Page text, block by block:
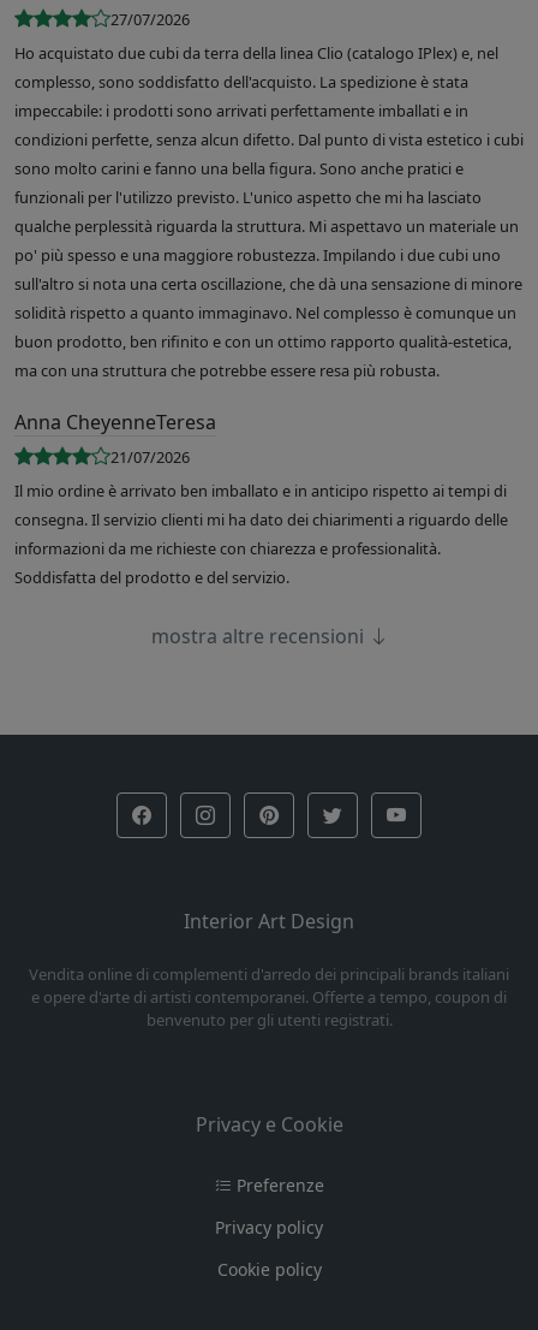
27/07/2026
Ho acquistato due cubi da terra della linea Clio (catalogo IPlex) e, nel
complesso, sono soddisfatto dell'acquisto. La spedizione è stata
impeccabile: i prodotti sono arrivati perfettamente imballati e in
condizioni perfette, senza alcun difetto. Dal punto di vista estetico i cubi
sono molto carini e fanno una bella figura. Sono anche pratici e
funzionali per l'utilizzo previsto. L'unico aspetto che mi ha lasciato
qualche perplessità riguarda la struttura. Mi aspettavo un materiale un
po' più spesso e una maggiore robustezza. Impilando i due cubi uno
sull'altro si nota una certa oscillazione, che dà una sensazione di minore
solidità rispetto a quanto immaginavo. Nel complesso è comunque un
buon prodotto, ben rifinito e con un ottimo rapporto qualità-estetica,
ma con una struttura che potrebbe essere resa più robusta.
Anna CheyenneTeresa
21/07/2026
Il mio ordine è arrivato ben imballato e in anticipo rispetto ai tempi di
consegna. Il servizio clienti mi ha dato dei chiarimenti a riguardo delle
informazioni da me richieste con chiarezza e professionalità.
Soddisfatta del prodotto e del servizio.
mostra altre recensioni
Interior Art Design
Vendita online di complementi d'arredo dei principali brands italiani
e opere d'arte di artisti contemporanei. Offerte a tempo, coupon di
benvenuto per gli utenti registrati.
Privacy e Cookie
Preferenze
Privacy policy
Cookie policy